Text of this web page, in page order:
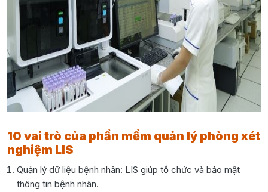
10 vai trò của phần mềm quản lý phòng xét
nghiệm LIS
Quản lý dữ liệu bệnh nhân: LIS giúp tổ chức và bảo mật
thông tin bệnh nhân.